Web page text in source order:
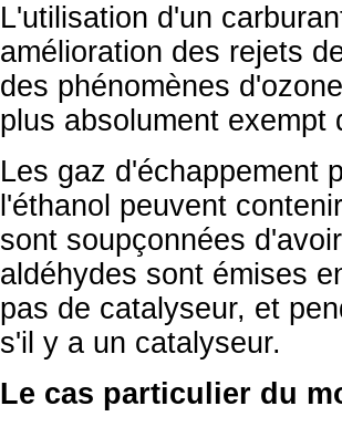
L'utilisation d'un
amélioration des rejets
des phénomènes
plus absolument exempt
Les gaz d'échappement
l'éthanol peuvent
sont soupçonnées
aldéhydes sont émises
pas de catalyseur, et
s'il y a un catalyseur.
Le cas particulier du